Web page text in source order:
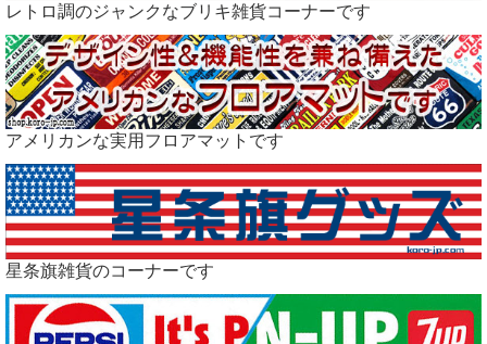
レトロ調のジャンクなブリキ雑貨コーナーです
アメリカンな実用フロアマットです
星条旗雑貨のコーナーです